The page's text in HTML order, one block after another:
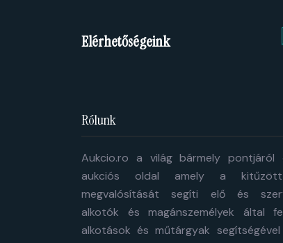
Elérhetőségeink
Rólunk
Aukcio.ro a világ bármely pontjáról
aukciós oldal amely a
megvalósítását segíti elő és
alkotók és magánszemélyek által
alkotások és műtárgyak